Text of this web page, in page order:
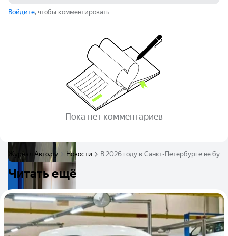
Войдите, чтобы комментировать
Пока нет комментариев
Журнал Авто.ру Новости В 2026 году в Санкт-Петербурге не
Читать ещё